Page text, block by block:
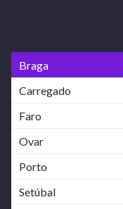
Braga
Carregado
Faro
Ovar
Porto
Setúbal